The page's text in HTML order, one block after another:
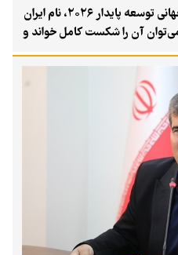
| پیام ما | در صفحه ۲۴۶ گزارش جهانی توسعه پایدار ۲۰۲۶، نام ایران
آن را شکست کامل خواند و
روشن. عدد ۶۸.۸ کنار نام «جمهوری اسلامی ایران» قرار
منطقه، اما نه آن‌قدر بالا که
توسعه پایدار نشان دهد.
می‌کند: امتیاز ایران از
درصد افزایش یافته است. یعنی در یک
باشد، در نقطه‌ای میانه باقی